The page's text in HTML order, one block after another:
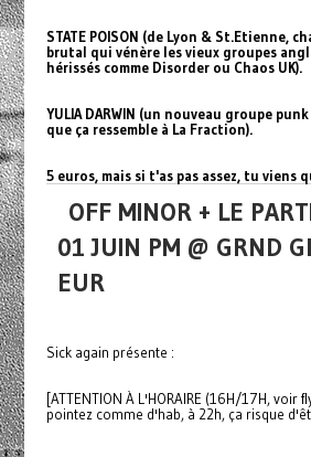
STATE POISON (de Lyon & St.Etienne,
brutal qui vénère les vieux groupes
hérissés comme Disorder ou Chaos UK).
YULIA DARWIN (un nouveau groupe
que ça ressemble à La Fraction).
5 euros, mais si t'as pas assez, tu viens
OFF MINOR + LE
01 JUIN PM @ GRND
EUR
Sick again présente :
[ATTENTION À L'HORAIRE (16H/17H, voir
pointez comme d'hab, à 22h, ça risque